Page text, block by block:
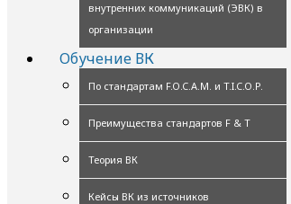
внутренних коммуникаций (ЭВК) в
организации
Обучение ВК
По стандартам F.O.C.A.M. и T.I.C.O.P.
Преимущества стандартов F & T
Теория ВК
Кейсы ВК из источников